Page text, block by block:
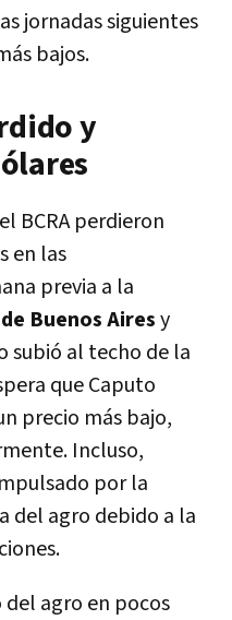
jornadas siguientes
bajos.
y
BCRA perdieron
en las
previa a la
Buenos Airesy
subió al techo de la
que Caputo
precio más bajo,
Incluso,
por la
del agro debido a la
agro en pocos